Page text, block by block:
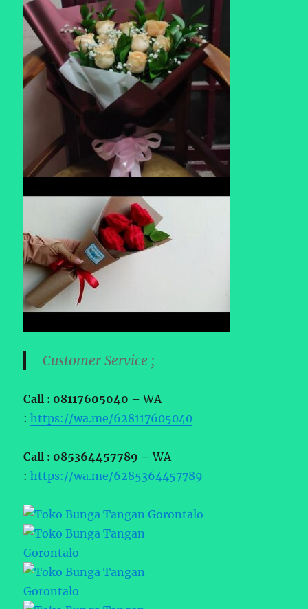
Customer Service ;
Call : 08117605040 –WA
:https://wa.me/628117605040
Call : 085364457789 –WA
:https://wa.me/6285364457789